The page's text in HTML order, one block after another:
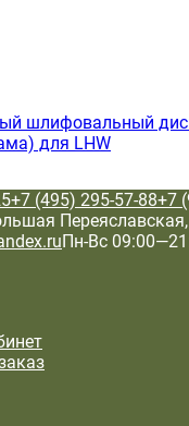
шлифовальный
для LHW
+7 (495) 295-57-88+7
Переяславская,
Пн-Вс